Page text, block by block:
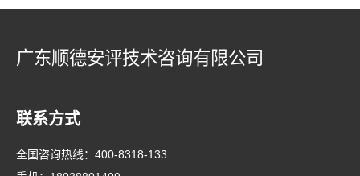
广东顺德安评技术咨询有限公司
联系方式
全国咨询热线： 400-8318-133